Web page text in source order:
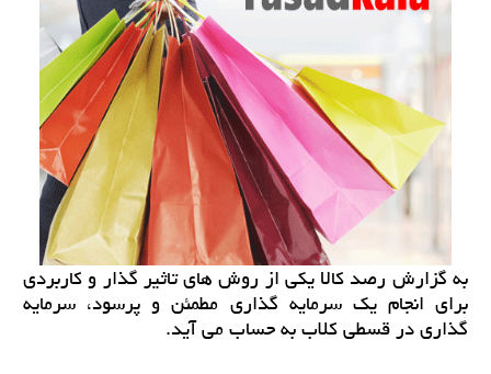
به گزارش رصد كالا یكی از روش های تاثیر گذار و كاربردی
برای انجام یك سرمایه گذاری مطمئن و پرسود، سرمایه
گذاری در قسطی كلاب به حساب می آید.